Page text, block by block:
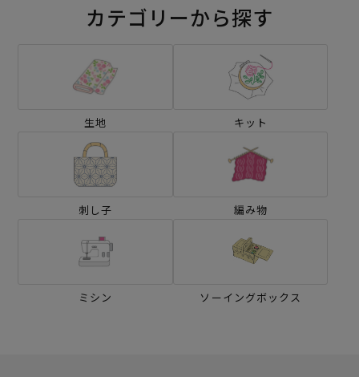
カテゴリーから探す
生地 キット
刺し子 編み物
ミシン ソーイングボックス